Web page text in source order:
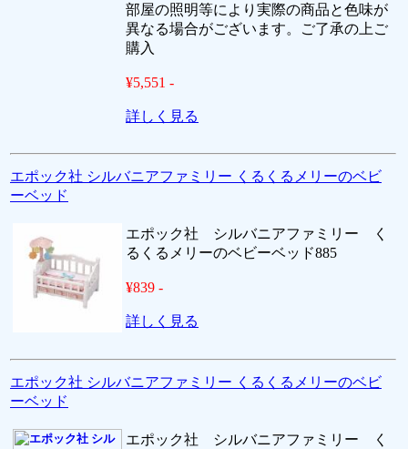
部屋の照明等により実際の商品と色味が
異なる場合がございます。ご了承の上ご
購入
¥5,551 -
詳しく見る
エポック社 シルバニアファミリー くるくるメリーのベビ
ーベッド
エポック社 シルバニアファミリー く
るくるメリーのベビーベッド885
¥839 -
詳しく見る
エポック社 シルバニアファミリー くるくるメリーのベビ
ーベッド
エポック社 シルバニアファミリー く